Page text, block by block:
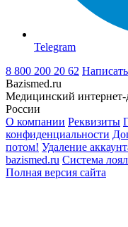
Telegram
8 800 200 20 62 Написать
Bazismed.ru
Медицинский интернет-
России
О компании Реквизиты
конфиденциальности
потом! Удаление
bazismed.ru Система
Полная версия сайта